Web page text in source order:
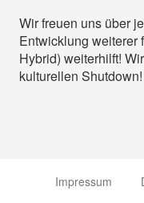
Wir freuen uns über
Entwicklung weiterer
Hybrid) weiterhilft!
kulturellen Shutdown!
Impressum